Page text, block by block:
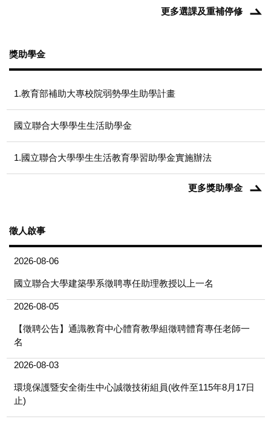
更多選課及重補停修
獎助學金
1.教育部補助大專校院弱勢學生助學計畫
國立聯合大學學生生活助學金
1.國立聯合大學學生生活教育學習助學金實施辦法
更多獎助學金
徵人啟事
2026-08-06
國立聯合大學建築學系徵聘專任助理教授以上一名
2026-08-05
【徵聘公告】通識教育中心體育教學組徵聘體育專任老師一
名
2026-08-03
環境保護暨安全衛生中心誠徵技術組員(收件至115年8月17日
止)